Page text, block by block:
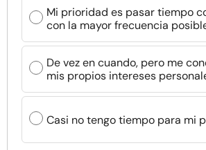
Mi prioridad es pasar tiempo
con la mayor frecuencia
De vez en cuando, pero me
mis propios intereses
Casi no tengo tiempo para mi